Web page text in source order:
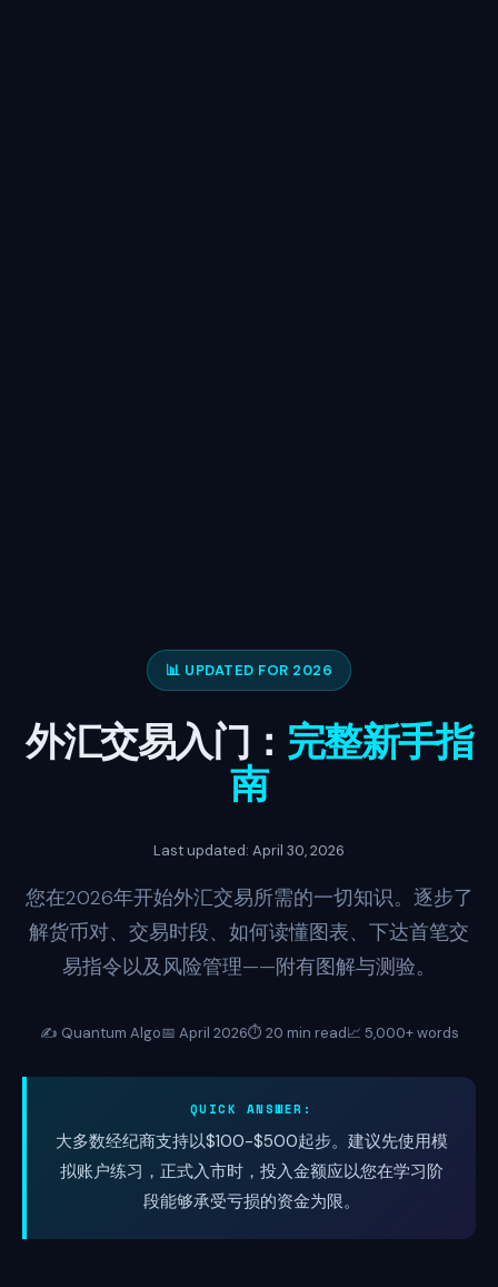
📊 UPDATED FOR 2026
外汇交易入门： 完整新手指
南
Last updated: April 30, 2026
您在2026年开始外汇交易所需的一切知识。逐步了
解货币对、交易时段、如何读懂图表、下达首笔交
易指令以及风险管理——附有图解与测验。
✍️ Quantum Algo📅 April 2026⏱️ 20 min read📈 5,000+ words
QUICK ANSWER:
大多数经纪商支持以$100-$500起步。建议先使用模
拟账户练习，正式入市时，投入金额应以您在学习阶
段能够承受亏损的资金为限。